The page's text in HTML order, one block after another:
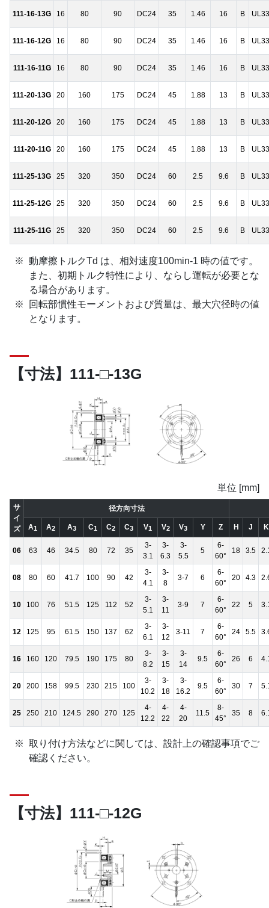
111-16-13G 16 80 90 DC24 35 1.46 16 B
111-16-12G 16 80 90 DC24 35 1.46 16 B
111-16-11G 16 80 90 DC24 35 1.46 16 B
111-20-13G 20 160 175 DC24 45 1.88 13 B
111-20-12G 20 160 175 DC24 45 1.88 13 B
111-20-11G 20 160 175 DC24 45 1.88 13 B
111-25-13G 25 320 350 DC24 60 2.5 9.6 B
111-25-12G 25 320 350 DC24 60 2.5 9.6 B
111-25-11G 25 320 350 DC24 60 2.5 9.6 B
動摩擦トルクTd は、相対速度100min-1 時の値です。
また、初期トルク特性により、ならし運転が必要とな
る場合があります。
回転部慣性モーメントおよび質量は、最大穴径時の値
となります。
【寸法】111-□-13G
単位 [mm]
サ
イ
ズ
径方向寸法
A1 A2 A3 C1 C2 C3 V1 V2 V3 Y Z H J K
06 63 46 34.5 80 72 35
3-
3.1
3-
6.3
3-
5.5
5
6-
60°
18 3.5
08 80 60 41.7 100 90 42
3-
4.1
3-
8
3-7 6
6-
60°
20 4.3
10 100 76 51.5 125 112 52
3-
5.1
3-
11
3-9 7
6-
60°
22 5
12 125 95 61.5 150 137 62
3-
6.1
3-
12
3-11 7
6-
60°
24 5.5
16 160 120 79.5 190 175 80
3-
8.2
3-
15
3-
14
9.5
6-
60°
26 6
20 200 158 99.5 230 215 100
3-
10.2
3-
18
3-
16.2
9.5
6-
60°
30 7
25 250 210 124.5 290 270 125
4-
12.2
4-
22
4-
20
11.5
8-
45°
35 8
取り付け方法などに関しては、設計上の確認事項でご
確認ください。
【寸法】111-□-12G